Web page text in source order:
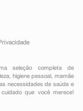
seleção completa de
, higiene pessoal ,mamãe
necessidades de saúde e
que você merece!